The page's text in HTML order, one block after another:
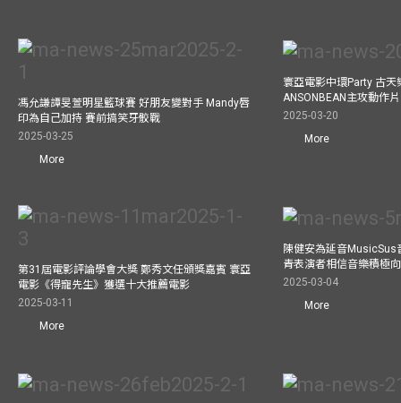
馮允謙譚旻萱明星籃球賽 好朋友變對手 Mandy唇
印為自己加持 賽前搞笑牙骹戰
2025-03-25
More
寰亞電影中環Party 古
ANSONBEAN主攻動作
2025-03-20
More
第31屆電影評論學會大獎 鄭秀文任頒獎嘉賓 寰亞
電影《得寵先生》獲選十大推薦電影
2025-03-11
More
陳健安為延音MusicSus
青表演者相信音樂積極
2025-03-04
More